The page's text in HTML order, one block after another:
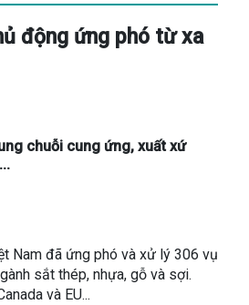
động ứng phó từ xa
chuỗi cung ứng, xuất xứ
Nam đã ứng phó và xử lý 306 vụ
sắt thép, nhựa, gỗ và sợi.
và EU...